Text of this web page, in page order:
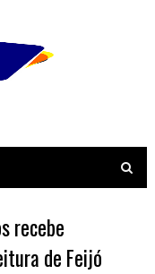
recebe
de Feijó